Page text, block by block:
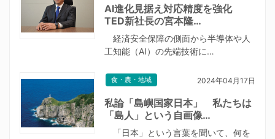
AI進化見据え対応精度を強化
TED新社長の宮本隆…
経済安全保障の側面から半導体や人
工知能（AI）の先端技術に…
食・農・地域 2024年04月17日
私論「島嶼国家日本」 私たちは
「島人」という自画像…
「日本」という言葉を聞いて、何を